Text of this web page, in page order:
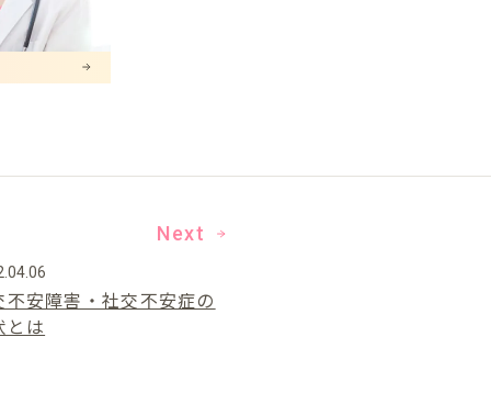
Next
不安障害・社交不安症の
とは